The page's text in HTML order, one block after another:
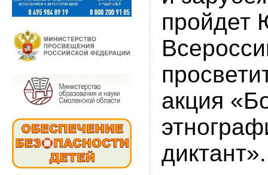
пройдет
акция
диктант».